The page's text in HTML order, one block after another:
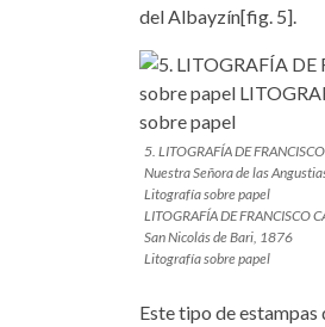
del Albayzín[fig. 5].
5. LITOGRAFÍA DE
Nuestra Señora de las
Litografía sobre papel
LITOGRAFÍA DE FRANCISCO
San Nicolás de Bari, 1876
Litografía sobre papel
Este tipo de